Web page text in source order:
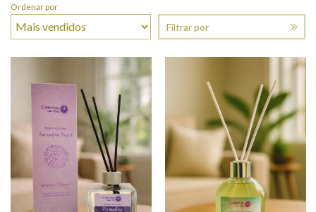
Ordenar por
Filtrar por